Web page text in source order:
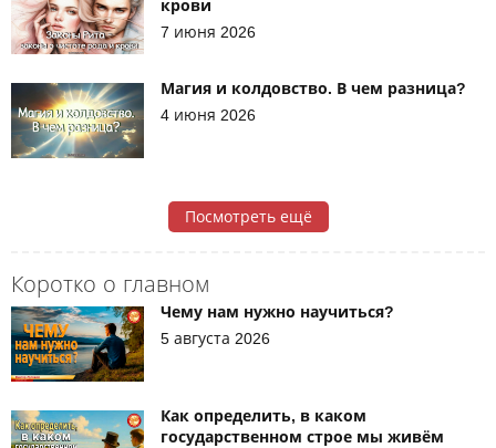
Коротко о главном
Чему нам нужно научиться?
5 августа 2026
Как определить, в каком
государственном строе мы живём
крови
7 июня 2026
Магия и колдовство. В чем разница?
4 июня 2026
Посмотреть ещё